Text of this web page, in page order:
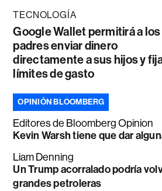
TECNOLOGÍA
Google Wallet permitirá a los
padres enviar dinero
directamente a sus hijos y
límites de gasto
OPINIÓN BLOOMBERG
Editores de Bloomberg Opinion
Kevin Warsh tiene que dar
Liam Denning
Un Trump acorralado podría
grandes petroleras